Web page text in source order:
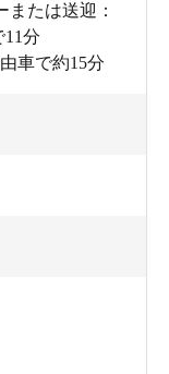
たは送迎：
分
車で約15分